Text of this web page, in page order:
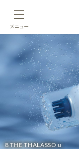
メニュー
8 THE THALASSO u